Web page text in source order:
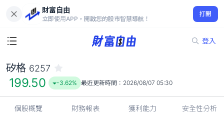
財富自由
立即使用APP，開啟您的股市智慧導航！
打開
登入
199.50
-3.62%
矽格 6257
199.50 -3.62% 最近更新時間： 2026/08/07 05:30
個股概覽 財務報表 獲利能力 安全性分析